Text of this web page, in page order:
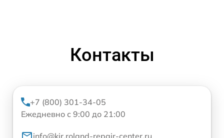
Контакты
+7 (800) 301-34-05
Ежедневно с 9:00 до 21:00
info@kir.roland-repair-center.ru